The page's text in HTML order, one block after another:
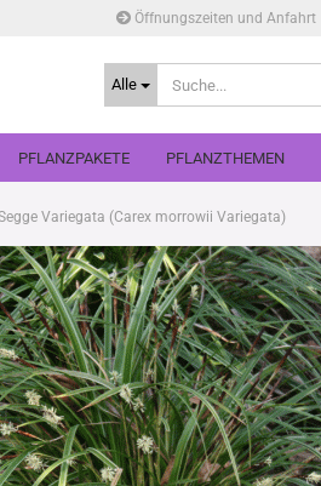
Öffnungszeiten und Anfahrt
Alle
PFLANZPAKETE PFLANZTHEMEN
Variegata (Carex morrowii Variegata)